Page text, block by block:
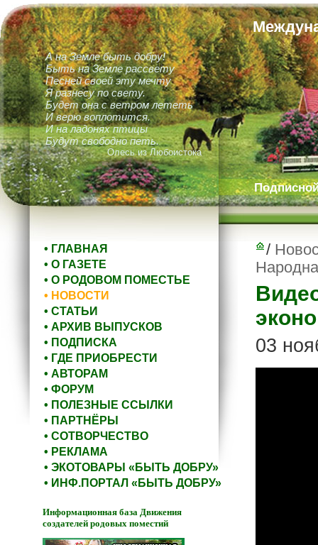
А на Земле быть добру!
Быть на Земле рассвету
Песней своей эту мечту
Я разнесу по свету.
Будет она с ветром лететь
И верю воплотится.
И на ладонях птицы
Будут свободно петь.
Олесь из Любоистока
• ГЛАВНАЯ
• О ГАЗЕТЕ
• О РОДОВОМ ПОМЕСТЬЕ
• НОВОСТИ
• СТАТЬИ
• АРХИВ ВЫПУСКОВ
• ПОДПИСКА
• ГДЕ ПРИОБРЕСТИ
• АВТОРАМ
• ФОРУМ
• ПОЛЕЗНЫЕ ССЫЛКИ
• ПАРТНЁРЫ
• СОТВОРЧЕСТВО
• РЕКЛАМА
• ЭКОТОВАРЫ «БЫТЬ ДОБРУ»
• ИНФ.ПОРТАЛ «БЫТЬ ДОБРУ»
Информационная база Движения
создателей родовых поместий
/
03